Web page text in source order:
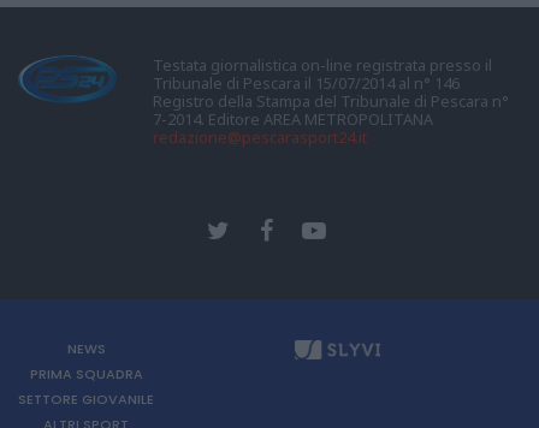
Testata giornalistica on-line registrata presso il
Tribunale di Pescara il 15/07/2014 al n° 146
Registro della Stampa del Tribunale di Pescara n°
7-2014. Editore AREA METROPOLITANA
redazione@pescarasport24.it
NEWS
PRIMA SQUADRA
SETTORE GIOVANILE